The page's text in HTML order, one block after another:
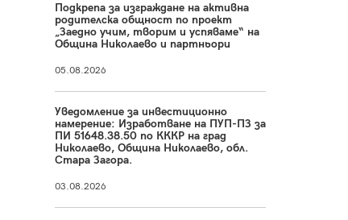
Подкрепа за изграждане на активна
родителска общност по проект
„Заедно учим, творим и успяваме“ на
Община Николаево и партньори
05.08.2026
Уведомление за инвестиционно
намерение: Изработване на ПУП-ПЗ за
ПИ 51648.38.50 по КККР на град
Николаево, Община Николаево, обл.
Стара Загора.
03.08.2026